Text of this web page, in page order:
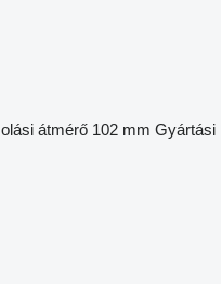
átmérő 102 mm Gyártási